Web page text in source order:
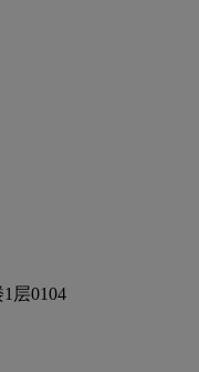
层0104